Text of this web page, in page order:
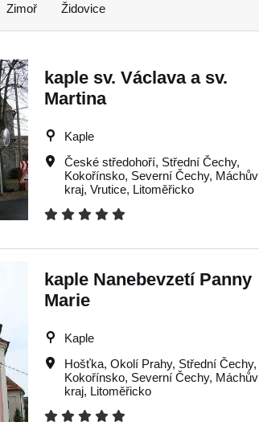
Zimoř Židovice
kaple sv. Václava a sv.
Martina
Kaple
České středohoří, Střední Čechy,
Kokořínsko, Severní Čechy, Máchův
kraj,Vrutice, Litoměřicko
kaple Nanebevzetí Panny
Marie
Kaple
Hošťka,Okolí Prahy, Střední Čechy,
Kokořínsko, Severní Čechy, Máchův
kraj, Litoměřicko